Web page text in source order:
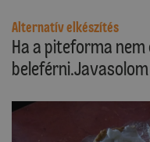
Alternatív elkészítés
Ha a piteforma